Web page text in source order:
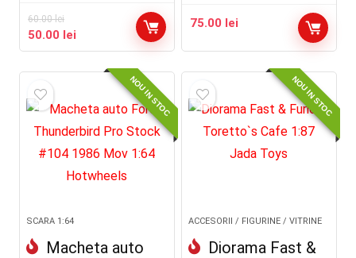
60.00lei
Prețul
inițial
60.00 lei.
50.00 lei
curent
50.00 lei.
75.00 lei
NOU IN STOC
SCARA 1:64
Macheta auto
NOU IN STOC
ACCESORII / FIGURINE / VITRINE
Diorama Fast &